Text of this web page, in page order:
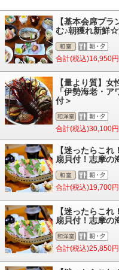
【基本会席プ
む♪朝獲れ新鮮☆
合計(税込)16,950
【量より質】
「伊勢海老・
付＞
合計(税込)30,100
【迷ったらこ
扇貝付！志摩の
合計(税込)19,700
【迷ったらこ
扇貝付！志摩の
合計(税込)25,850